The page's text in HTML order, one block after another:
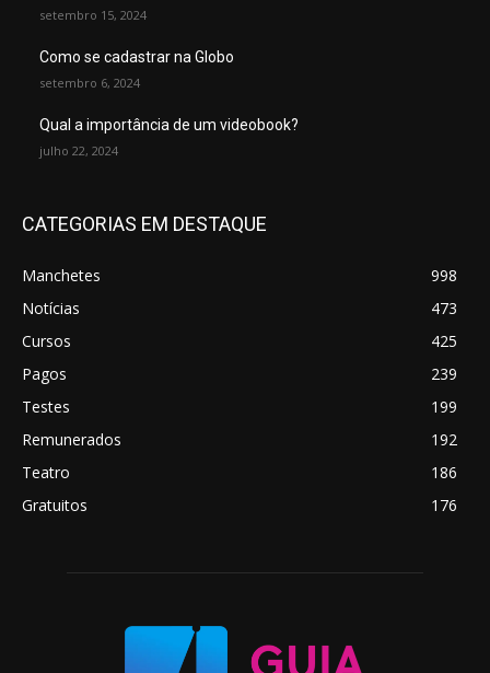
setembro 15, 2024
Como se cadastrar na Globo
setembro 6, 2024
Qual a importância de um videobook?
julho 22, 2024
CATEGORIAS EM DESTAQUE
Manchetes
998
Notícias
473
Cursos
425
Pagos
239
Testes
199
Remunerados
192
Teatro
186
Gratuitos
176